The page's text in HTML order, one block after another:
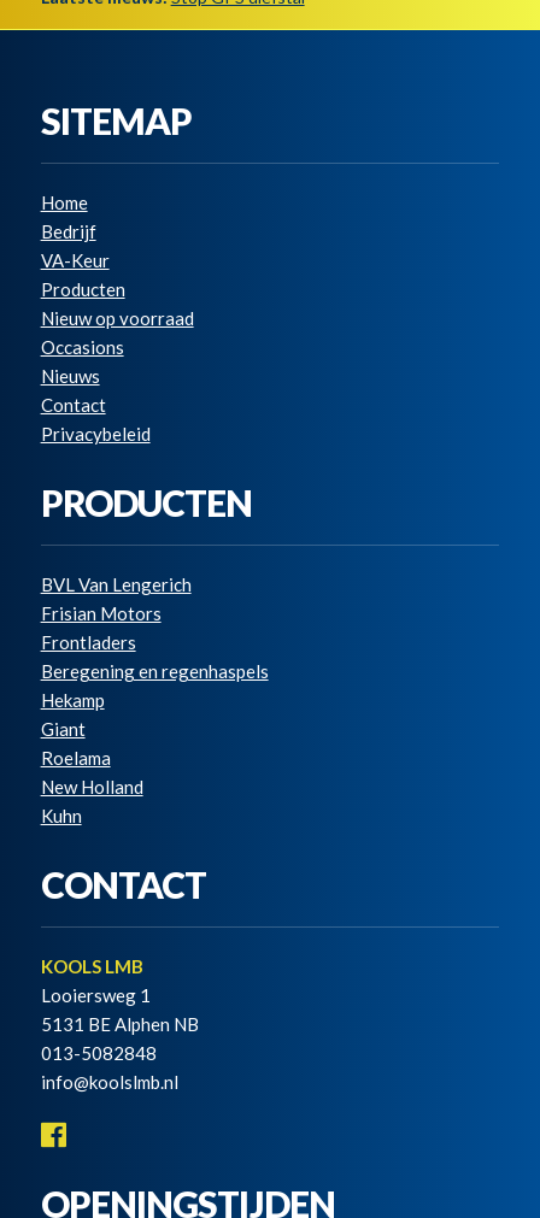
SITEMAP
Home
Bedrijf
VA-Keur
Producten
Nieuw op voorraad
Occasions
Nieuws
Contact
Privacybeleid
PRODUCTEN
BVL Van Lengerich
Frisian Motors
Frontladers
Beregening en regenhaspels
Hekamp
Giant
Roelama
New Holland
Kuhn
CONTACT
KOOLS LMB
Looiersweg 1
5131 BE Alphen NB
013-5082848
info@koolslmb.nl
OPENINGSTIJDEN